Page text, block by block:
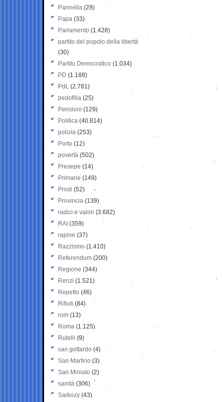
Pannella (29)
Papa (33)
Parlamento (1.428)
partito del popolo della libertà
(30)
Partito Democratico (1.034)
PD (1.188)
PdL (2.781)
pedofilia (25)
Pensioni (129)
Politica (40.814)
polizia (253)
Porto (12)
povertà (502)
Presepe (14)
Primarie (149)
Prodi (52)
Provincia (139)
radici e valori (3.682)
RAI (359)
rapine (37)
Razzismo (1.410)
Referendum (200)
Regione (344)
Renzi (1.521)
Repetto (46)
Rifiuti (84)
rom (13)
Roma (1.125)
Rutelli (9)
san gottardo (4)
San Martino (3)
San Miniato (2)
sanità (306)
Sarkozy (43)